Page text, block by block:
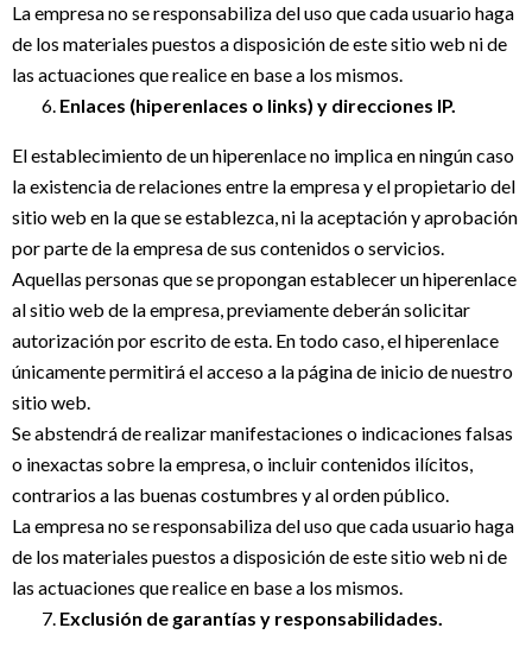
La empresa no se responsabiliza del uso que cada usuario haga
de los materiales puestos a disposición de este sitio web ni de
las actuaciones que realice en base a los mismos.
Enlaces (hiperenlaces o links) y direcciones IP.
El establecimiento de un hiperenlace no implica en ningún caso
la existencia de relaciones entre la empresa y el propietario del
sitio web en la que se establezca, ni la aceptación y aprobación
por parte de la empresa de sus contenidos o servicios.
Aquellas personas que se propongan establecer un hiperenlace
al sitio web de la empresa, previamente deberán solicitar
autorización por escrito de esta. En todo caso, el hiperenlace
únicamente permitirá el acceso a la página de inicio de nuestro
sitio web.
Se abstendrá de realizar manifestaciones o indicaciones falsas
o inexactas sobre la empresa, o incluir contenidos ilícitos,
contrarios a las buenas costumbres y al orden público.
La empresa no se responsabiliza del uso que cada usuario haga
de los materiales puestos a disposición de este sitio web ni de
las actuaciones que realice en base a los mismos.
Exclusión de garantías y responsabilidades.